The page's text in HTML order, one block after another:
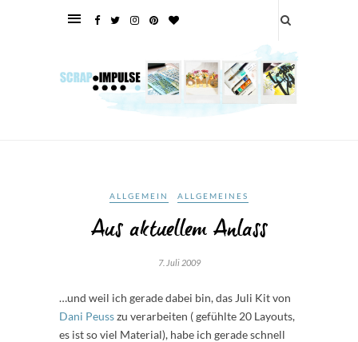
ALLGEMEIN ALLGEMEINES
Aus aktuellem Anlass
7. Juli 2009
…und weil ich gerade dabei bin, das Juli Kit von
Dani Peusszu verarbeiten ( gefühlte 20 Layouts,
es ist so viel Material), habe ich gerade schnell